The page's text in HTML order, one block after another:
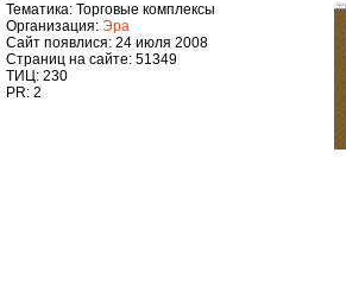
Тематика: Торговые комплексы
Организация: Эра
Сайт появлися: 24 июля 2008
Страниц на сайте: 51349
ТИЦ: 230
PR: 2